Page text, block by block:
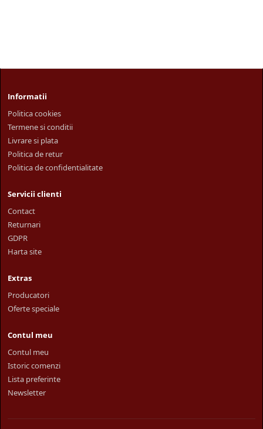
Informatii
Politica cookies
Termene si conditii
Livrare si plata
Politica de retur
Politica de confidentialitate
Servicii clienti
Contact
Returnari
GDPR
Harta site
Extras
Producatori
Oferte speciale
Contul meu
Contul meu
Istoric comenzi
Lista preferinte
Newsletter